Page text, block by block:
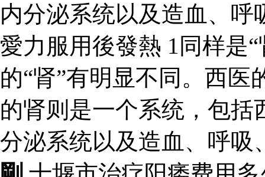
内分泌系统以及造血、
愛力服用後發熱 1同样是
的“肾”有明显不同。西
的肾则是一个系统，包
分泌系统以及造血、呼